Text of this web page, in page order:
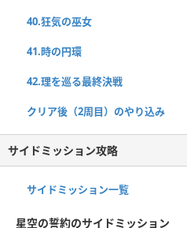
40.狂気の巫女
41.時の円環
42.理を巡る最終決戦
クリア後（2周目）のやり込み
サイドミッション攻略
サイドミッション一覧
星空の誓約のサイドミッション